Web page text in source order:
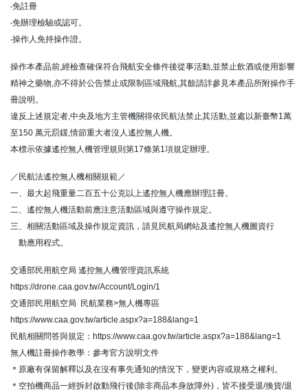
‧免註冊
‧免辦理檢驗或認可。
‧操作人免持操作證。
操作本產品前,經檢查確保符合飛航安全條件後從事活動,並禁止飲酒或使用影響
精神之藥物,亦不得於公告禁止或限制區域飛航,其餘請詳參見本產品所附操作手
冊說明。
違反上述規定者,中央及地方主管機關得依民航法禁止其活動,並處以新臺幣1萬
至150 萬元罰鍰,情節重大者沒人遙控無人機。
本標示依據遙控無人機管理規則第17條第1項規定辦理。
／民航法遙控無人機相關規範／
一、最大起飛重量二百五十公克以上遙控無人機應辦理註冊。
二、遙控無人機活動前應注意活動區域與遵守操作規定。
三、相關活動區域及操作規定資訊，請見民航局網站及遙控無人機圖資行
動應用程式。
交通部民用航空局 遙控無人機管理資訊系統
https://drone.caa.gov.tw/Account/Login/1
交通部民用航空局 民航業務>無人機專區
https://www.caa.gov.tw/article.aspx?a=188&lang=1
民航相關問答與規定：https://www.caa.gov.tw/article.aspx?a=188&lang=1
無人機註冊操作教學：參考官方說明文件
＊原廠有保留解釋以及在沒有事先通知的情況下，變更內容或規格之權利。
＊空拍機商品一經拆封啟動飛行後(除非商品本身故障外)，皆不接受退/換貨/退